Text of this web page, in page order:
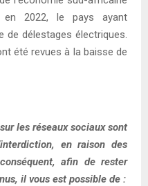
en 2022, le pays ayant
de délestages électriques.
été revues à la baisse de
les réseaux sociaux sont
en raison des
afin de rester
il vous est possible de :